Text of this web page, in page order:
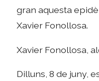
gran aquesta
Xavier Fonollosa.
Xavier Fonollosa,
Dilluns, 8 de juny,